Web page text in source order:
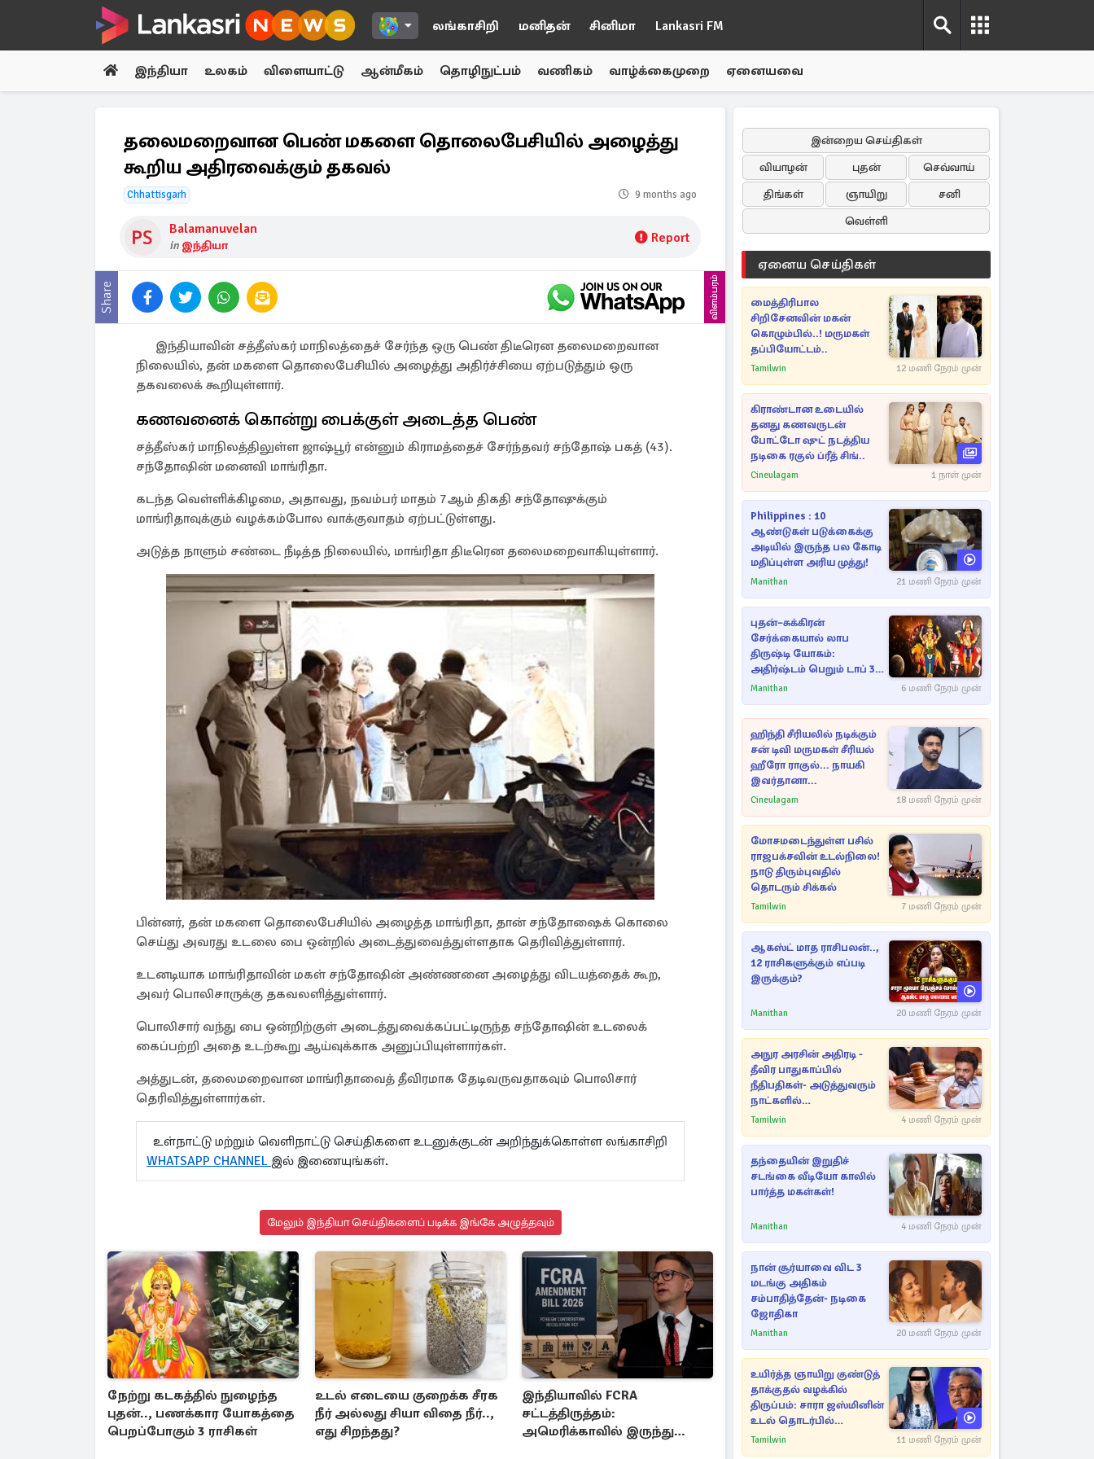
லங்காசிறி மனிதன் சினிமா Lankasri FM
இந்தியா உலகம் விளையாட்டு ஆன்மீகம் தொழிநுட்பம் வணிகம் வாழ்க்கைமுறை ஏனையவை
தலைமறைவான பெண் மகளை தொலைபேசியில் அழைத்து
கூறிய அதிரவைக்கும் தகவல்
Chhattisgarh 9 months ago
Balamanuvelan
in இந்தியா Report
Share விளம்பரம்
இந்தியாவின் சத்தீஸ்கர் மாநிலத்தைச் சேர்ந்த ஒரு பெண் திடீரென தலைமறைவான
நிலையில், தன் மகளை தொலைபேசியில் அழைத்து அதிர்ச்சியை ஏற்படுத்தும் ஒரு
தகவலைக் கூறியுள்ளார்.
கணவனைக் கொன்று பைக்குள் அடைத்த பெண்
சத்தீஸ்கர் மாநிலத்திலுள்ள ஜாஷ்பூர் என்னும் கிராமத்தைச் சேர்ந்தவர் சந்தோஷ் பகத் (43).
சந்தோஷின் மனைவி மாங்ரிதா.
கடந்த வெள்ளிக்கிழமை, அதாவது, நவம்பர் மாதம் 7ஆம் திகதி சந்தோஷுக்கும்
மாங்ரிதாவுக்கும் வழக்கம்போல வாக்குவாதம் ஏற்பட்டுள்ளது.
அடுத்த நாளும் சண்டை நீடித்த நிலையில், மாங்ரிதா திடீரென தலைமறைவாகியுள்ளார்.
பின்னர், தன் மகளை தொலைபேசியில் அழைத்த மாங்ரிதா, தான் சந்தோஷைக் கொலை
செய்து அவரது உடலை பை ஒன்றில் அடைத்துவைத்துள்ளதாக தெரிவித்துள்ளார்.
உடனடியாக மாங்ரிதாவின் மகள் சந்தோஷின் அண்ணனை அழைத்து விடயத்தைக் கூற,
அவர் பொலிசாருக்கு தகவலளித்துள்ளார்.
பொலிசார் வந்து பை ஒன்றிற்குள் அடைத்துவைக்கப்பட்டிருந்த சந்தோஷின் உடலைக்
கைப்பற்றி அதை உடற்கூறு ஆய்வுக்காக அனுப்பியுள்ளார்கள்.
அத்துடன், தலைமறைவான மாங்ரிதாவைத் தீவிரமாக தேடிவருவதாகவும் பொலிசார்
தெரிவித்துள்ளார்கள்.
உள்நாட்டு மற்றும் வெளிநாட்டு செய்திகளை உடனுக்குடன் அறிந்துக்கொள்ள லங்காசிறி
WHATSAPP CHANNEL இல் இணையுங்கள்.
மேலும் இந்தியா செய்திகளைப் படிக்க இங்கே அழுத்தவும்
நேற்று கடகத்தில் நுழைந்த
புதன்.., பணக்கார யோகத்தை
பெறப்போகும் 3 ராசிகள்
உடல் எடையை குறைக்க சீரக
நீர் அல்லது சியா விதை நீர்..,
எது சிறந்தது?
இந்தியாவில் FCRA
சட்டத்திருத்தம்:
அமெரிக்காவில் இருந்து
இன்றைய செய்திகள்
வியாழன்
புதன்
செவ்வாய்
திங்கள்
ஞாயிறு
சனி
வெள்ளி
ஏனைய செய்திகள்
மைத்திரிபால
சிறிசேனவின் மகன்
கொழும்பில்..! மருமகள்
தப்பியோட்டம்..
Tamilwin 12 மணி நேரம் முன்
கிராண்டான உடையில்
தனது கணவருடன்
போட்டோ ஷுட் நடத்திய
நடிகை ரகுல் ப்ரீத் சிங்..
Cineulagam 1 நாள் முன்
Philippines : 10
ஆண்டுகள் படுக்கைக்கு
அடியில் இருந்த பல கோடி
மதிப்புள்ள அரிய முத்து!
Manithan 21 மணி நேரம் முன்
புதன்–சுக்கிரன்
சேர்க்கையால் லாப
திருஷ்டி யோகம்:
அதிர்ஷ்டம் பெறும் டாப் 3
ராசிகள்!
Manithan 6 மணி நேரம் முன்
ஹிந்தி சீரியலில் நடிக்கும்
சன் டிவி மருமகள் சீரியல்
ஹீரோ ராகுல்... நாயகி
இவர்தானா...
Cineulagam 18 மணி நேரம் முன்
மோசமடைந்துள்ள பசில்
ராஜபக்சவின் உடல்நிலை!
நாடு திரும்புவதில்
தொடரும் சிக்கல்
Tamilwin 7 மணி நேரம் முன்
ஆகஸ்ட் மாத ராசிபலன்..,
12 ராசிகளுக்கும் எப்படி
இருக்கும்?
Manithan 20 மணி நேரம் முன்
அநுர அரசின் அதிரடி -
தீவிர பாதுகாப்பில்
நீதிபதிகள்- அடுத்துவரும்
நாட்களில்
அம்பலமாகவுள்ள ரகசியம்
Tamilwin 4 மணி நேரம் முன்
தந்தையின் இறுதிச்
சடங்கை வீடியோ காலில்
பார்த்த மகள்கள்!
Manithan 4 மணி நேரம் முன்
நான் சூர்யாவை விட 3
மடங்கு அதிகம்
சம்பாதித்தேன்- நடிகை
ஜோதிகா
Manithan 20 மணி நேரம் முன்
உயிர்த்த ஞாயிறு குண்டுத்
தாக்குதல் வழக்கில்
திருப்பம்: சாரா ஜஸ்மினின்
உடல் தொடர்பில்
நீதிமன்றத்தில் வெளியான
Tamilwin 11 மணி நேரம் முன்